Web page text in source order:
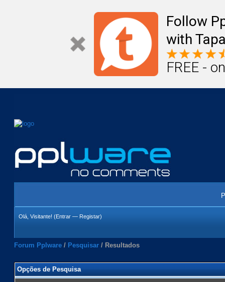
Follow
with
FREE -
Olá, Visitante! (Entrar — Registar)
Forum Pplware / Pesquisar / Resultados
Opções de Pesquisa